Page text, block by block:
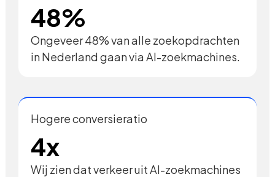
48%
Ongeveer 48% van alle zoekopdrachten
in Nederland gaan via AI-zoekmachines.
Hogere conversieratio
4x
Wij zien dat verkeer uit AI-zoekmachines